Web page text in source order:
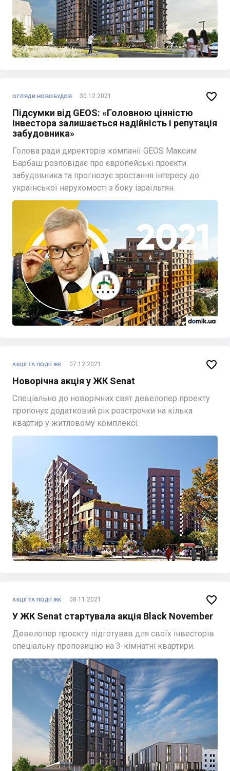
ОГЛЯДИ НОВОБУДОВ 30.12.2021
Підсумки від GEOS: «Головною цінністю
інвестора залишається надійність і репутація
забудовника»
Голова ради директорів компанії GEOS Максим
Барбаш розповідає про європейські проєкти
забудовника та прогнозує зростання інтересу до
української нерухомості з боку ізраїльтян.

АКЦІЇ ТА ПОДІЇ ЖК 07.12.2021
Новорічна акція у ЖК Senat
Спеціально до новорічних свят девелопер проекту
пропонує додатковий рік розстрочки на кілька
квартир у житловому комплексі.

АКЦІЇ ТА ПОДІЇ ЖК 08.11.2021
У ЖК Senat стартувала акція Black November
Девелопер проєкту підготував для своїх інвесторів
спеціальну пропозицію на 3-кімнатні квартири.
